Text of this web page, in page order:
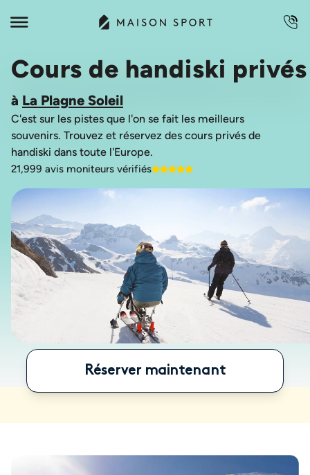
Cours de handiski privés
à La Plagne Soleil
C'est sur les pistes que l'on se fait les meilleurs
souvenirs. Trouvez et réservez des cours privés de
21,999 avis moniteurs vérifiés
Réserver maintenant